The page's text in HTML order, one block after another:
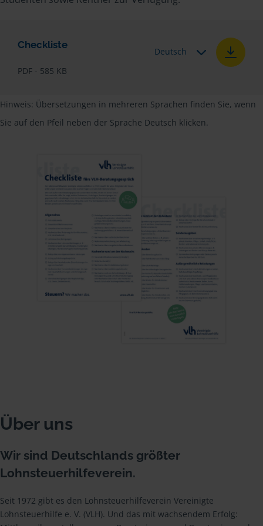
Checkliste
PDF - 585 KB
Deutsch
Hinweis: Übersetzungen in mehreren Sprachen finden Sie, wenn
Sie auf den Pfeil neben der Sprache Deutsch klicken.
Über uns
Wir sind Deutschlands größter
Lohnsteuerhilfeverein.
Seit 1972 gibt es den Lohnsteuerhilfeverein Vereinigte
Lohnsteuerhilfe e. V. (VLH). Und das mit wachsendem Erfolg: